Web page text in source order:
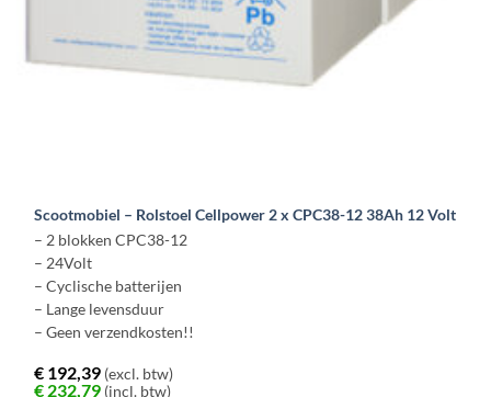
Scootmobiel – Rolstoel Cellpower 2 x CPC38-12 38Ah 12 Volt
– 2 blokken CPC38-12
– 24Volt
– Cyclische batterijen
– Lange levensduur
– Geen verzendkosten!!
€ 192,39 (excl. btw)
€ 232,79 (incl. btw)